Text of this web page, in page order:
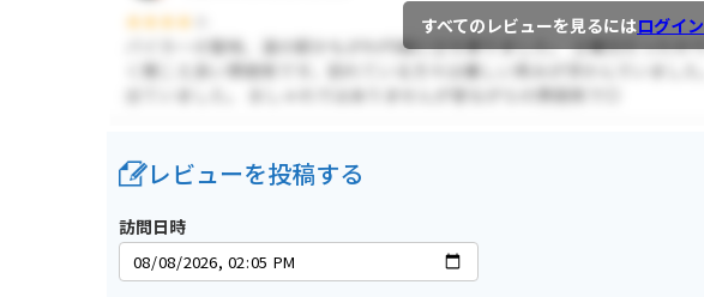
すべてのレビューを見るにはログイン
レビューを投稿する
訪問日時